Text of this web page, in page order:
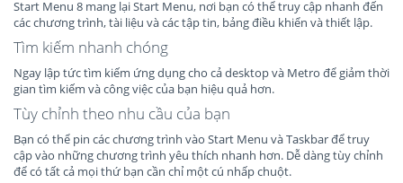
Start Menu 8 mang lại Start Menu, nơi bạn có thể truy cập nhanh đến
các chương trình, tài liệu và các tập tin, bảng điều khiển và thiết lập.
Tìm kiếm nhanh chóng
Ngay lập tức tìm kiếm ứng dụng cho cả desktop và Metro để giảm thời
gian tìm kiếm và công việc của bạn hiệu quả hơn.
Tùy chỉnh theo nhu cầu của bạn
Bạn có thể pin các chương trình vào Start Menu và Taskbar để truy
cập vào những chương trình yêu thích nhanh hơn. Dễ dàng tùy chỉnh
để có tất cả mọi thứ bạn cần chỉ một cú nhấp chuột.